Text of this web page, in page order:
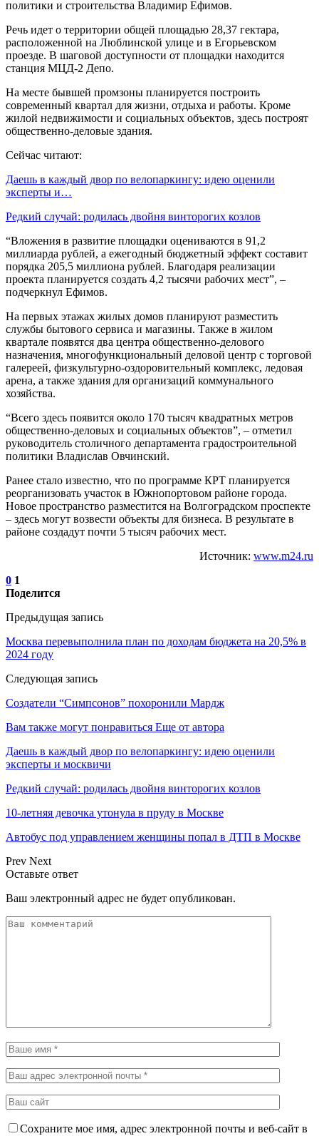
политики и строительства Владимир Ефимов.
Речь идет о территории общей площадью 28,37 гектара,
расположенной на Люблинской улице и в Егорьевском
проезде. В шаговой доступности от площадки находится
станция МЦД-2 Депо.
На месте бывшей промзоны планируется построить
современный квартал для жизни, отдыха и работы. Кроме
жилой недвижимости и социальных объектов, здесь построят
общественно-деловые здания.
Сейчас читают:
Даешь в каждый двор по велопаркингу: идею оценили
эксперты и…
Редкий случай: родилась двойня винторогих козлов
“Вложения в развитие площадки оцениваются в 91,2
миллиарда рублей, а ежегодный бюджетный эффект составит
порядка 205,5 миллиона рублей. Благодаря реализации
проекта планируется создать 4,2 тысячи рабочих мест”, –
подчеркнул Ефимов.
На первых этажах жилых домов планируют разместить
службы бытового сервиса и магазины. Также в жилом
квартале появятся два центра общественно-делового
назначения, многофункциональный деловой центр с торговой
галереей, физкультурно-оздоровительный комплекс, ледовая
арена, а также здания для организаций коммунального
хозяйства.
“Всего здесь появится около 170 тысяч квадратных метров
общественно-деловых и социальных объектов”, – отметил
руководитель столичного департамента градостроительной
политики Владислав Овчинский.
Ранее стало известно, что по программе КРТ планируется
реорганизовать участок в Южнопортовом районе города.
Новое пространство разместится на Волгоградском проспекте
– здесь могут возвести объекты для бизнеса. В результате в
районе создадут почти 5 тысяч рабочих мест.
Источник: www.m24.ru
0 1
Поделится
Предыдущая запись
Москва перевыполнила план по доходам бюджета на 20,5% в
2024 году
Следующая запись
Создатели “Симпсонов” похоронили Мардж
Вам также могут понравиться Еще от автора
Даешь в каждый двор по велопаркингу: идею оценили
эксперты и москвичи
Редкий случай: родилась двойня винторогих козлов
10-летняя девочка утонула в пруду в Москве
Автобус под управлением женщины попал в ДТП в Москве
Prev Next
Оставьте ответ
Ваш электронный адрес не будет опубликован.
Сохраните мое имя, адрес электронной почты и веб-сайт в